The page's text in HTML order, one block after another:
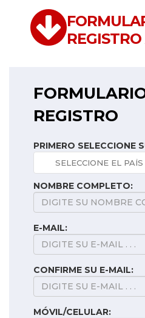
REGISTRO
PRIMERO SELECCIONE
NOMBRE COMPLETO:
E-MAIL:
CONFIRME SU E-MAIL:
MÓVIL/CELULAR: